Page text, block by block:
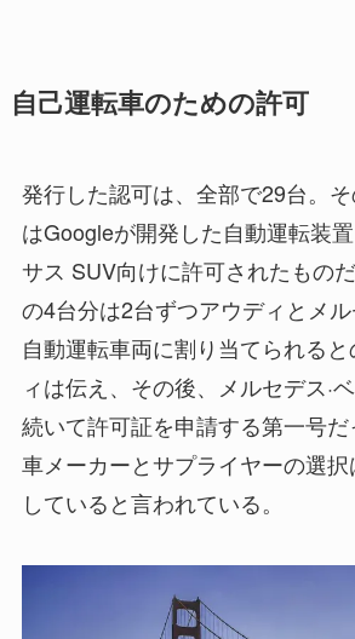
自己運転車のための許可
発行した認可は、全部で29台。
はGoogleが開発した自動運転装
サス SUV向けに許可されたもの
の4台分は2台ずつアウディとメ
自動運転車両に割り当てられる
ィは伝え、その後、メルセデス·
続いて許可証を申請する第一号
車メーカーとサプライヤーの選
していると言われている。